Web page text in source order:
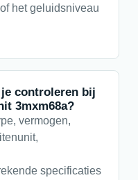
het geluidsniveau
controleren bij
3mxm68a?
vermogen,
specificaties